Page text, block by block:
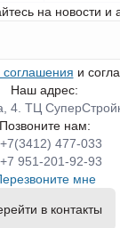
на новости и
соглашения и
Наш адрес:
4. ТЦ
Позвоните нам:
+7(3412) 477-033
+7 951-201-92-93
мне
в контакты